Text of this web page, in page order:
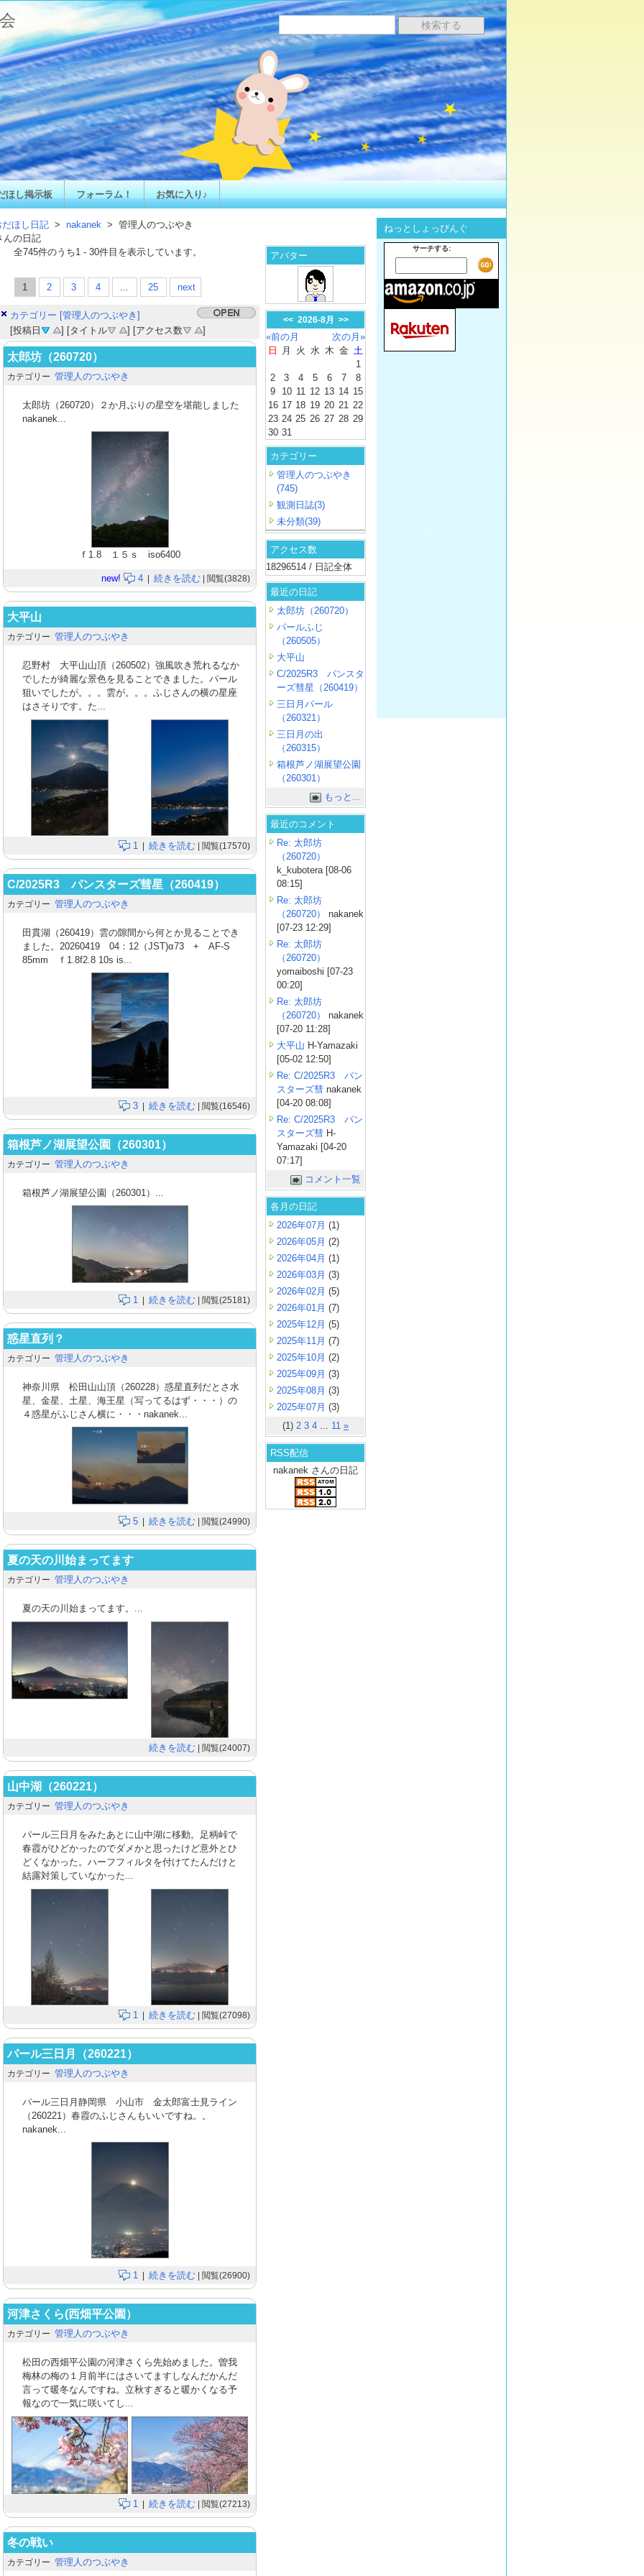
ほし掲示板 フォーラム！ お気に入り♪
だほし日記 > nakanek > 管理人のつぶやき
んの日記
全745件のうち1 - 30件目を表示しています。
1 2 3 4 ... 25 next
カテゴリー [管理人のつぶやき]
[投稿日
] [タイトル ] [アクセス数 ]
太郎坊（260720）
カテゴリー 管理人のつぶやき
太郎坊（260720）２か月ぶりの星空を堪能しました
nakanek...
ｆ1.8 １５ｓ iso6400
new! 4 | 続きを読む | 閲覧(3828)
大平山
カテゴリー 管理人のつぶやき
忍野村 大平山山頂（260502）強風吹き荒れるなか
でしたが綺麗な景色を見ることできました。パール
狙いでしたが。。。雲が。。。ふじさんの横の星座
はさそりです。た...
1 | 続きを読む | 閲覧(17570)
C/2025R3 パンスターズ彗星（260419）
カテゴリー 管理人のつぶやき
田貫湖（260419）雲の隙間から何とか見ることでき
ました。20260419 04：12（JST)α73 + AF-S
85mm ｆ1.8f2.8 10s is...
3 | 続きを読む | 閲覧(16546)
箱根芦ノ湖展望公園（260301）
カテゴリー 管理人のつぶやき
箱根芦ノ湖展望公園（260301）...
1 | 続きを読む | 閲覧(25181)
惑星直列？
カテゴリー 管理人のつぶやき
神奈川県 松田山山頂（260228）惑星直列だとさ水
星、金星、土星、海王星（写ってるはず・・・）の
４惑星がふじさん横に・・・nakanek...
5 | 続きを読む | 閲覧(24990)
夏の天の川始まってます
カテゴリー 管理人のつぶやき
夏の天の川始まってます。...
続きを読む | 閲覧(24007)
山中湖（260221）
カテゴリー 管理人のつぶやき
パール三日月をみたあとに山中湖に移動。足柄峠で
春霞がひどかったのでダメかと思ったけど意外とひ
どくなかった。ハーフフィルタを付けてたんだけと
結露対策していなかった...
1 | 続きを読む | 閲覧(27098)
パール三日月（260221）
カテゴリー 管理人のつぶやき
パール三日月静岡県 小山市 金太郎富士見ライン
（260221）春霞のふじさんもいいですね。。
nakanek...
1 | 続きを読む | 閲覧(26900)
河津さくら(西畑平公園）
カテゴリー 管理人のつぶやき
松田の西畑平公園の河津さくら先始めました。曽我
梅林の梅の１月前半にはさいてますしなんだかんだ
言って暖冬なんですね。立秋すぎると暖かくなる予
報なので一気に咲いてし...
1 | 続きを読む | 閲覧(27213)
冬の戦い
カテゴリー 管理人のつぶやき
アバター
<< 2026-8月 >>
«前の月
次の月»
日
月 火 水 木 金 土
1
2
3 4 5 6 7
8
9
10 11 12 13 14 15
16 17 18 19 20 21 22
23 24 25 26 27 28 29
30 31
カテゴリー
管理人のつぶやき
(745)
観測日誌(3)
未分類(39)
アクセス数
18296514 / 日記全体
最近の日記
太郎坊（260720）
パールふじ
（260505）
大平山
C/2025R3 パンスタ
ーズ彗星（260419）
三日月パール
（260321）
三日月の出
（260315）
箱根芦ノ湖展望公園
（260301）
もっと...
最近のコメント
Re: 太郎坊
（260720）
k_kubotera [08-06
08:15]
Re: 太郎坊
（260720）
nakanek
[07-23 12:29]
Re: 太郎坊
（260720）
yomaiboshi [07-23
00:20]
Re: 太郎坊
（260720）
nakanek
[07-20 11:28]
大平山 H-Yamazaki
[05-02 12:50]
Re: C/2025R3 パン
スターズ彗 nakanek
[04-20 08:08]
Re: C/2025R3 パン
スターズ彗 H-
Yamazaki [04-20
07:17]
コメント一覧
各月の日記
2026年07月 (1)
2026年05月 (2)
2026年04月 (1)
2026年03月 (3)
2026年02月 (5)
2026年01月 (7)
2025年12月 (5)
2025年11月 (7)
2025年10月 (2)
2025年09月 (3)
2025年08月 (3)
2025年07月 (3)
(1) 2 3 4 ... 11 »
RSS配信
nakanek さんの日記
ねっとしょっぴんぐ
サーチする: